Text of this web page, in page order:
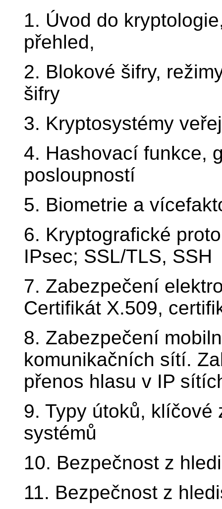
1. Úvod do
přehled,
2. Blokové šifry,
šifry
3. Kryptosystémy
4. Hashovací funkce,
posloupností
5. Biometrie a
6. Kryptografické
IPsec; SSL/TLS, SSH
7. Zabezpečení
Certifikát X.509,
8. Zabezpečení
komunikačních sítí.
přenos hlasu v IP
9. Typy útoků, klíčové
systémů
10. Bezpečnost z
11. Bezpečnost z